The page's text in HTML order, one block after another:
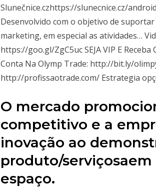
Slunečnice.czhttps://slunecnice.cz/
Desenvolvido com o objetivo de
marketing, em especial as atividades…
https://goo.gl/ZgC5uc SEJA VIP E
Conta Na Olymp Trade: http://bit.ly/
http://profissaotrade.com/ Estrategia
O mercado
competitivo e a
inovação ao
produto/
espaço.